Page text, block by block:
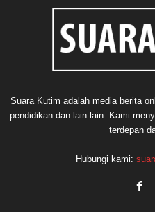
Suara Kutim adalah media berita
pendidikan dan lain-lain. Kami
terdepan
Hubungi kami: